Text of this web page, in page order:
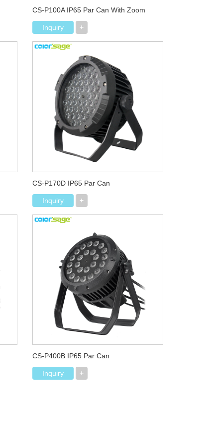
CS-P100A IP65 Par Can With Zoom
Inquiry +
CS-P170D IP65 Par Can
Inquiry +
CS-P400B IP65 Par Can
Inquiry +